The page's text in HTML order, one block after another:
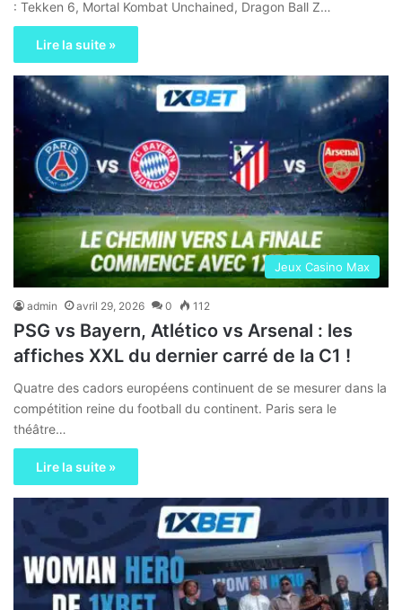
: Tekken 6, Mortal Kombat Unchained, Dragon Ball Z…
Lire la suite »
Jeux Casino Max
admin avril 29, 2026 0 112
PSG vs Bayern, Atlético vs Arsenal : les
affiches XXL du dernier carré de la C1 !
Quatre des cadors européens continuent de se mesurer dans la
compétition reine du football du continent. Paris sera le
théâtre…
Lire la suite »